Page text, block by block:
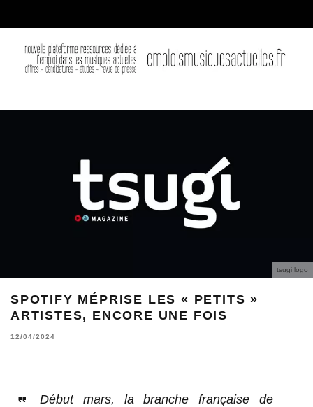
tsugi logo
SPOTIFY MÉPRISE LES « PETITS »
ARTISTES, ENCORE UNE FOIS
12/04/2024
Début mars, la branche française de